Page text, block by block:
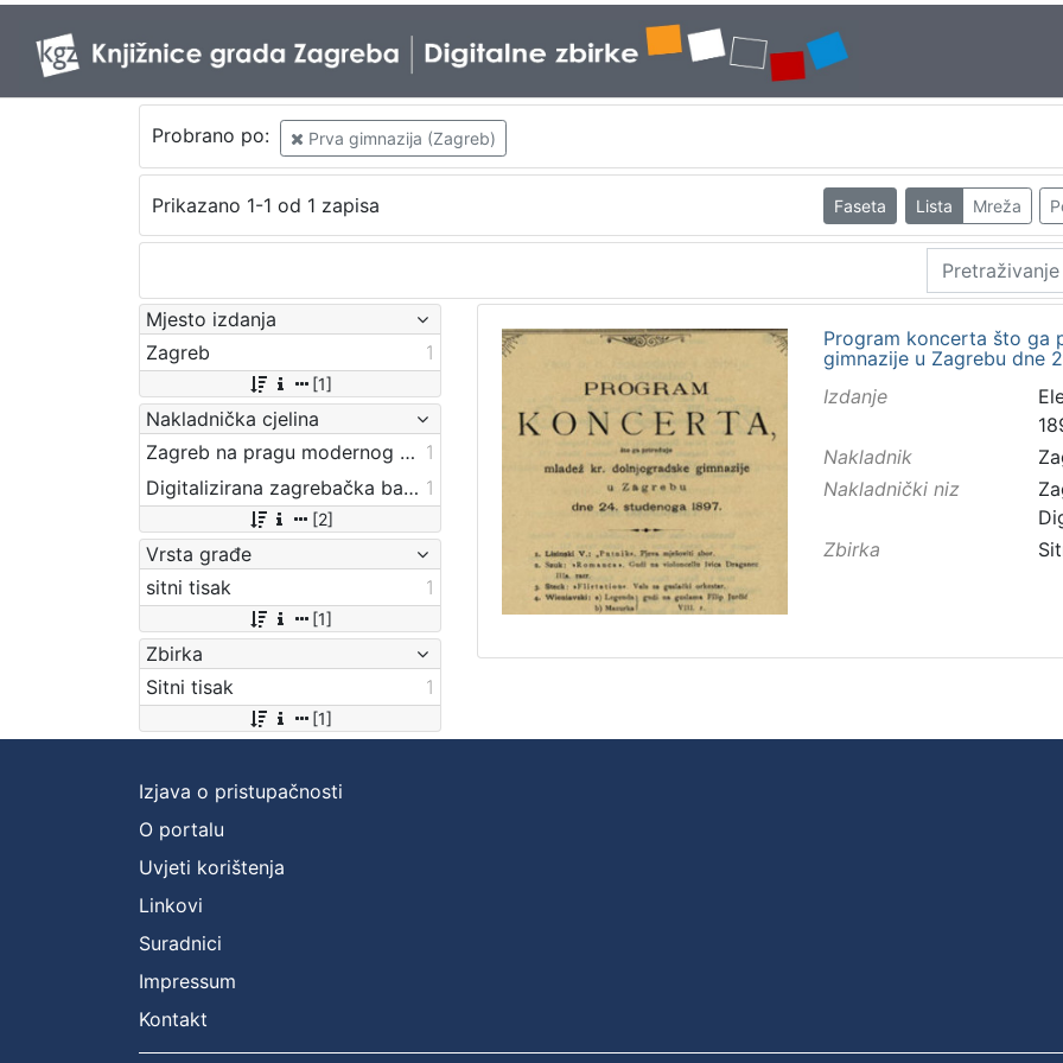
Probrano po: Prva gimnazija (Zagreb)
Prikazano 1-1 od 1 zapisa Faseta Lista Mreža
Mjesto izdanja
Zagreb
1
[1]
Nakladnička cjelina
Zagreb na pragu modernog doba 1
Digitalizirana zagrebačka baština 1
[2]
Vrsta građe
sitni tisak
1
[1]
Zbirka
Sitni tisak
1
[1]
Program koncerta što ga
gimnazije u Zagrebu dne
Izdanje
Nakladnik
Nakladnički niz
Zbirka
Izjava o pristupačnosti
O portalu
Uvjeti korištenja
Linkovi
Suradnici
Impressum
Kontakt